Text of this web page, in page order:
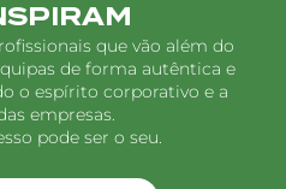
que vão além do
de forma autêntica e
o espírito corporativo e a
empresas.
pode ser o seu.